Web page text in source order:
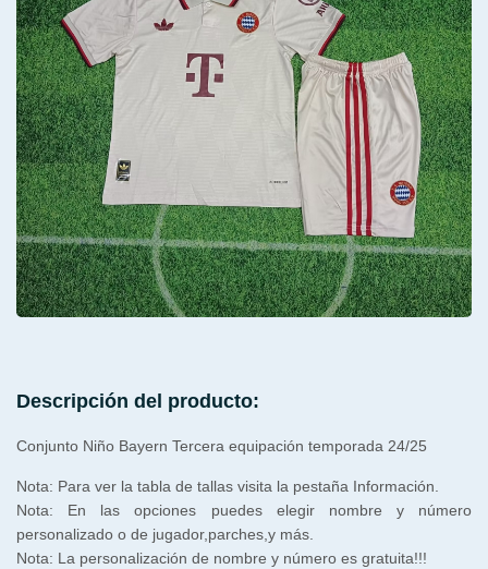
Descripción del producto:
Conjunto Niño Bayern Tercera equipación temporada 24/25
Nota: Para ver la tabla de tallas visita la pestaña Información.
Nota: En las opciones puedes elegir nombre y número
personalizado o de jugador,parches,y más.
Nota: La personalización de nombre y número es gratuita!!!